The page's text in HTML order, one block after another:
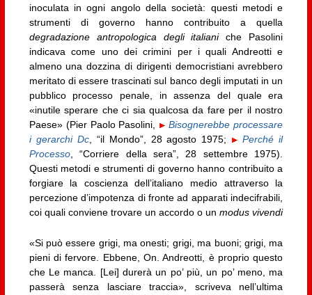
inoculata in ogni angolo della società: questi metodi e
strumenti di governo hanno contribuito a quella
degradazione antropologica degli italianiche Pasolini
indicava come uno dei crimini per i quali Andreotti e
almeno una dozzina di dirigenti democristiani avrebbero
meritato di essere trascinati sul banco degli imputati in un
pubblico processo penale, in assenza del quale era
«inutile sperare che ci sia qualcosa da fare per il nostro
Paese» (Pier Paolo Pasolini,
Bisognerebbe processare
i gerarchi Dc, “il Mondo”, 28 agosto 1975;
Perché il
Processo, “Corriere della sera”, 28 settembre 1975).
Questi metodi e strumenti di governo hanno contribuito a
forgiare la coscienza dell’italiano medio attraverso la
percezione d’impotenza di fronte ad apparati indecifrabili,
coi quali conviene trovare un accordo o un modus vivendi
«Si può essere grigi, ma onesti; grigi, ma buoni; grigi, ma
pieni di fervore. Ebbene, On. Andreotti, è proprio questo
che Le manca. [Lei] durerà un po’ più, un po’ meno, ma
passerà senza lasciare traccia», scriveva nell’ultima